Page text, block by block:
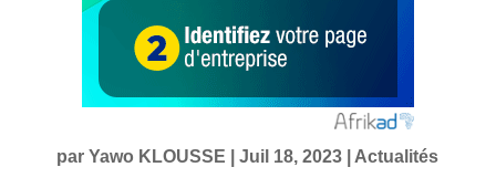
parYawo KLOUSSE |Juil 18, 2023 Actualités